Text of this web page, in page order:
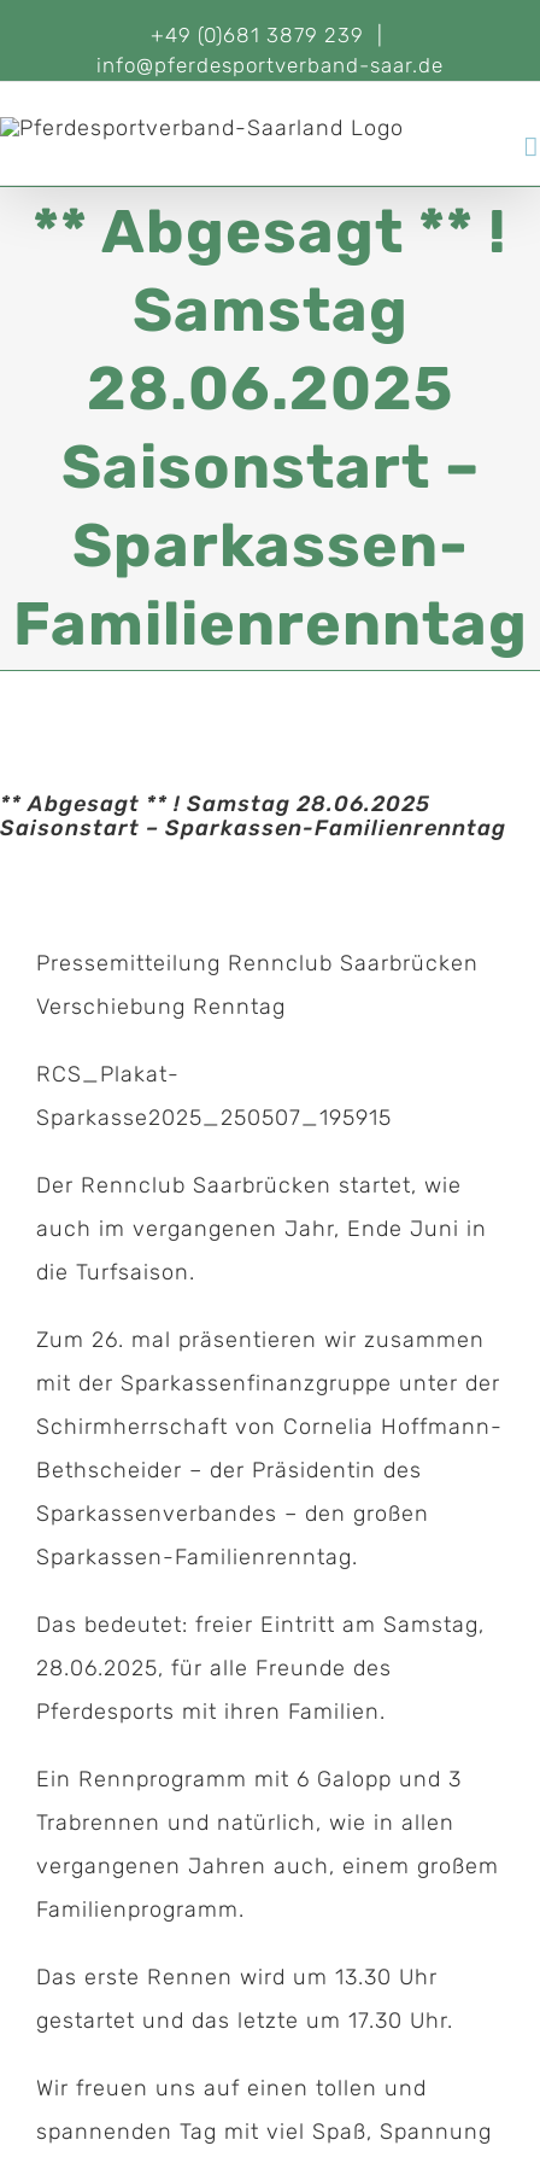
+49 (0)681 3879 239
info@pferdesportverband-saar.de
** Abgesagt ** !
Samstag
28.06.2025
Saisonstart –
Sparkassen-
Familienrenntag
** Abgesagt ** ! Samstag 28.06.2025
Saisonstart – Sparkassen-Familienrenntag
Pressemitteilung Rennclub Saarbrücken
Verschiebung Renntag
RCS_Plakat-
Sparkasse2025_250507_195915
Der Rennclub Saarbrücken startet, wie
auch im vergangenen Jahr, Ende Juni in
die Turfsaison.
Zum 26. mal präsentieren wir zusammen
mit der Sparkassenfinanzgruppe unter der
Schirmherrschaft von Cornelia Hoffmann-
Bethscheider – der Präsidentin des
Sparkassenverbandes – den großen
Sparkassen-Familienrenntag.
Das bedeutet: freier Eintritt am Samstag,
28.06.2025, für alle Freunde des
Pferdesports mit ihren Familien.
Ein Rennprogramm mit 6 Galopp und 3
Trabrennen und natürlich, wie in allen
vergangenen Jahren auch, einem großem
Familienprogramm.
Das erste Rennen wird um 13.30 Uhr
gestartet und das letzte um 17.30 Uhr.
Wir freuen uns auf einen tollen und
spannenden Tag mit viel Spaß, Spannung
Kontakt: